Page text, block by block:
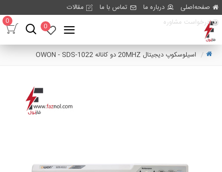
صفحه‌اصلی درباره ما تماس با ما
مقالات
درخواست مشاوره
0
0
اسیلوسکوپ دیجیتال 20MHZ دو کاناله OWON - SDS-1022